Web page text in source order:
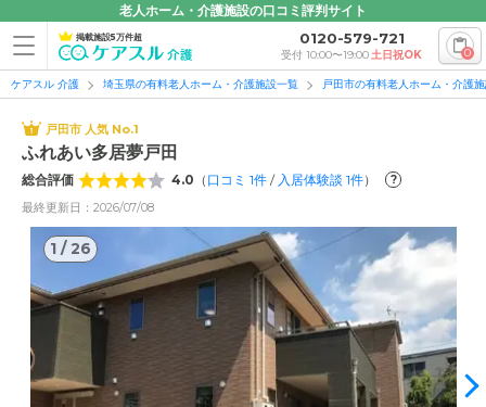
老人ホーム・介護施設の口コミ評判サイト
掲載施設5万件超 0120-579-721
受付 10:00〜19:00土日祝OK 0
ケアスル 介護 埼玉県の有料老人ホーム・介護施設一覧 戸田市の有料老人ホーム・介護
戸田市 人気 No.1
ふれあい多居夢戸田
総合評価 4.0 （ 口コミ 1件 /入居体験談 1件） ?
最終更新日：2026/07/08
1 /26
1/26